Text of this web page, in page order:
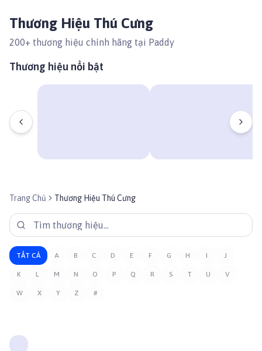
Thương Hiệu Thú Cưng
200+ thương hiệu chính hãng tại Paddy
Thương hiệu nổi bật
Trang Chủ Thương Hiệu Thú Cưng
TẤT CẢ A B C D E F G H I J
K L M N O P Q R S T U V
W X Y Z #